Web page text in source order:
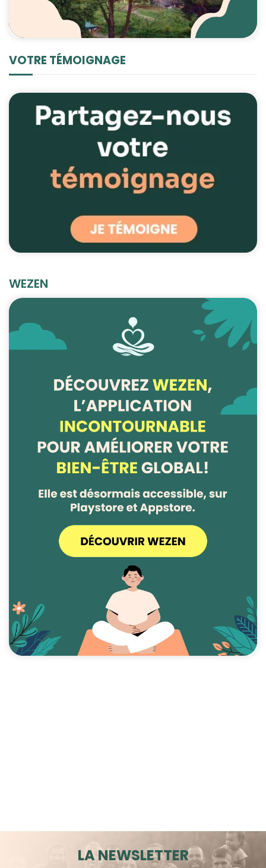
VOTRE TÉMOIGNAGE
WEZEN
LA NEWSLETTER